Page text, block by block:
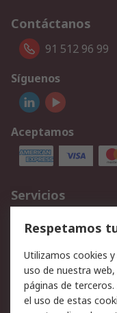
Contáctanos
91 512 96 99
Síguenos
Aceptamos
Servicios
Cómo realizar
Facturación y
Ofertas
Legal
Respetamos
Utilizamos cookies
uso de nuestra
páginas de terceros.
el uso de estas